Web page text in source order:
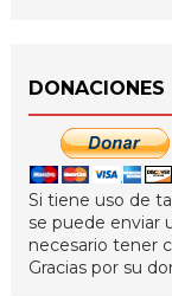
DONACIONES
Si tiene uso de
se puede enviar
necesario tener
Gracias por su